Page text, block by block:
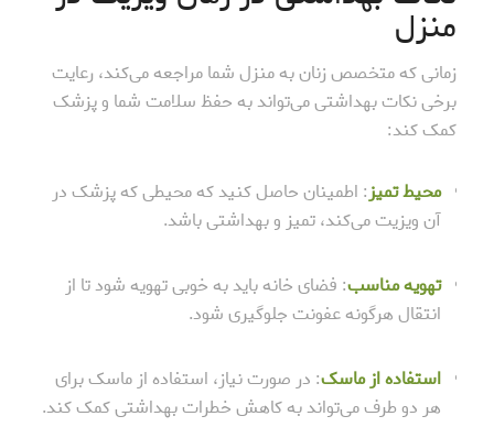
منزل
زمانی که متخصص زنان به منزل شما مراجعه می‌کند، رعایت
برخی نکات بهداشتی می‌تواند به حفظ سلامت شما و پزشک
کمک کند:
محیط تمیز: اطمینان حاصل کنید که محیطی که پزشک در
آن ویزیت می‌کند، تمیز و بهداشتی باشد.
تهویه مناسب: فضای خانه باید به خوبی تهویه شود تا از
انتقال هرگونه عفونت جلوگیری شود.
استفاده از ماسک: در صورت نیاز، استفاده از ماسک برای
هر دو طرف می‌تواند به کاهش خطرات بهداشتی کمک کند.